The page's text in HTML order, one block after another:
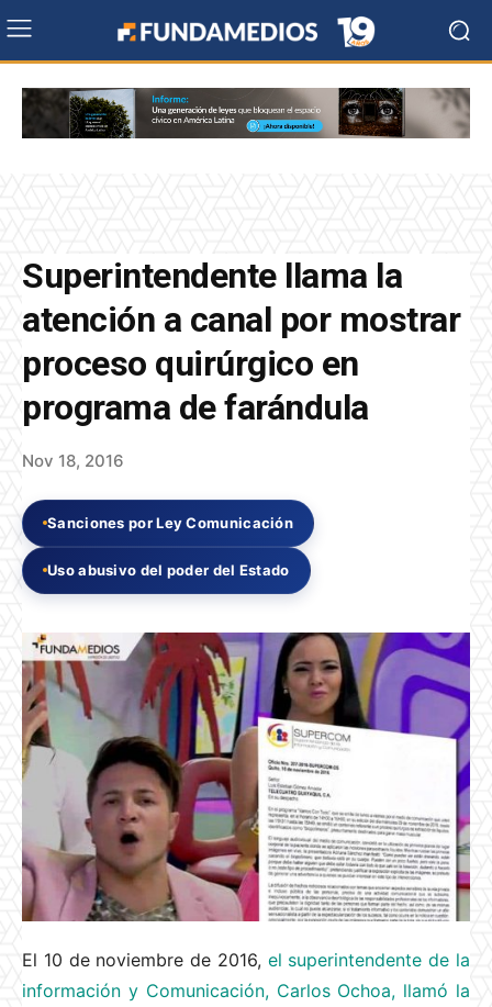
Superintendente llama la
atención a canal por mostrar
proceso quirúrgico en
programa de farándula
Nov 18, 2016
Sanciones por Ley Comunicación
Uso abusivo del poder del Estado
El 10 de noviembre de 2016, el superintendente de la
información y Comunicación, Carlos Ochoa, llamó la